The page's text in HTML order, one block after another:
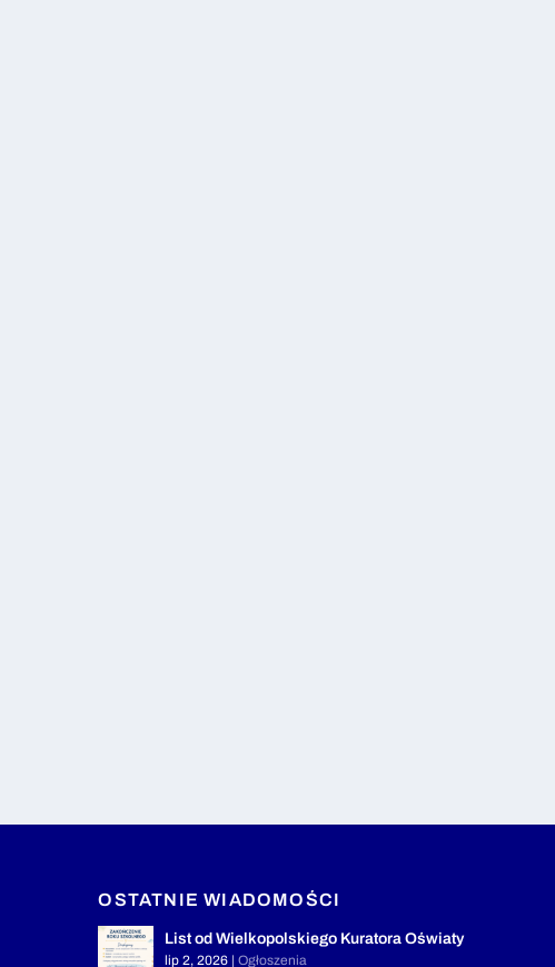
OSTATNIE WIADOMOŚCI
List od Wielkopolskiego Kuratora Oświaty
lip 2, 2026 |Ogłoszenia